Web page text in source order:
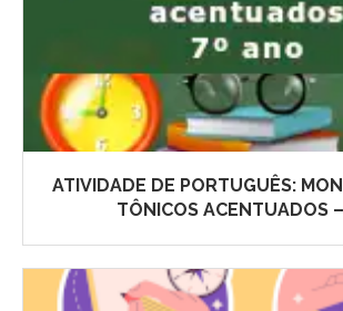
ATIVIDADE DE PORTUGUÊS:
TÔNICOS ACENTUADOS